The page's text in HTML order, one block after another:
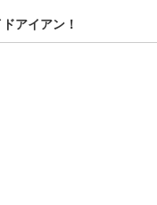
アイアン！